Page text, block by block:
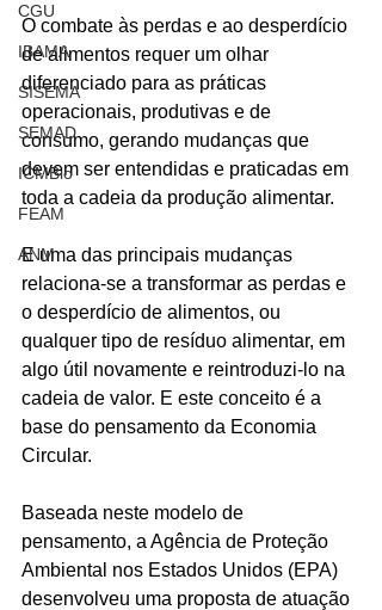
CGU
IBAMA
SISEMA
SEMAD
ICMBio
FEAM
ANM
O combate às perdas e ao desperdício
de alimentos requer um olhar
diferenciado para as práticas
operacionais, produtivas e de
consumo, gerando mudanças que
devem ser entendidas e praticadas em
toda a cadeia da produção alimentar.
E uma das principais mudanças
relaciona-se a transformar as perdas e
o desperdício de alimentos, ou
qualquer tipo de resíduo alimentar, em
algo útil novamente e reintroduzi-lo na
cadeia de valor. E este conceito é a
base do pensamento da Economia
Circular.
Baseada neste modelo de
pensamento, a Agência de Proteção
Ambiental nos Estados Unidos (EPA)
desenvolveu uma proposta de atuação